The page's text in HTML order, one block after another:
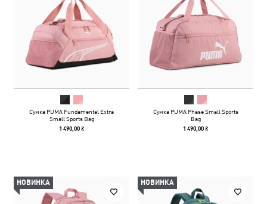
Сумка PUMA Fundamental Extra
Small Sports Bag
1 490,00 ₴
Сумка PUMA Phase Small Sports
Bag
1 490,00 ₴
НОВИНКА НОВИНКА